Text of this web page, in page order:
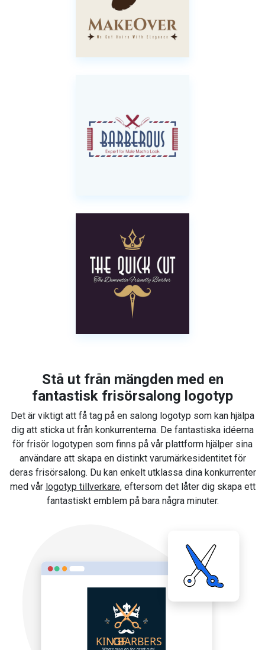
Stå ut från mängden med en
fantastisk frisörsalong logotyp
Det är viktigt att få tag på en salong logotyp som kan hjälpa
dig att sticka ut från konkurrenterna. De fantastiska idéerna
för frisör logotypen som finns på vår plattform hjälper sina
användare att skapa en distinkt varumärkesidentitet för
deras frisörsalong. Du kan enkelt utklassa dina konkurrenter
med vår logotyp tillverkare, eftersom det låter dig skapa ett
fantastiskt emblem på bara några minuter.